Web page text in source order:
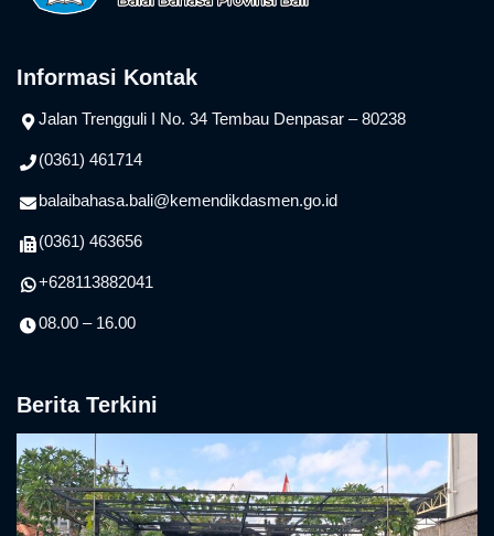
Informasi Kontak
Jalan Trengguli I No. 34 Tembau Denpasar – 80238
(0361) 461714
balaibahasa.bali@kemendikdasmen.go.id
(0361) 463656
+628113882041
08.00 – 16.00
Berita Terkini